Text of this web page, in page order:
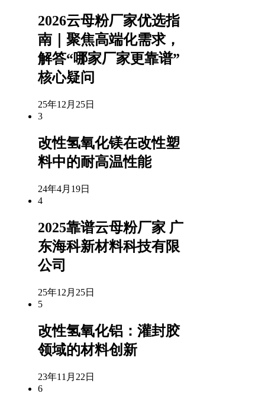
2026云母粉厂家优选指
南｜聚焦高端化需求，
解答“哪家厂家更靠谱”
核心疑问
25年12月25日
3
改性氢氧化镁在改性塑
料中的耐高温性能
24年4月19日
4
2025靠谱云母粉厂家 广
东海科新材料科技有限
公司
25年12月25日
5
改性氢氧化铝：灌封胶
领域的材料创新
23年11月22日
6